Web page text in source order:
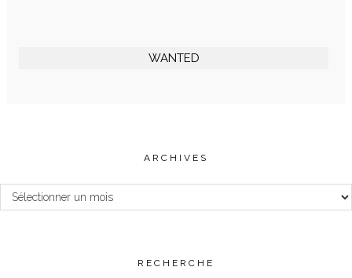
WANTED
ARCHIVES
Archives
RECHERCHE